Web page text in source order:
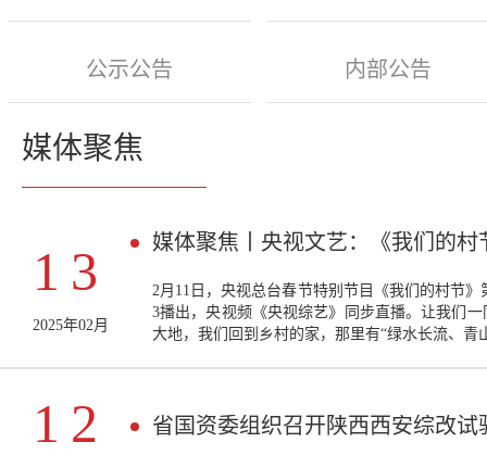
公示公告 内部公告
媒体聚焦
13
2025年02月
媒体聚焦丨央视文艺：《我们的村
2月11日，央视总台春节特别节目《我们的村节
3播出，央视频《央视综艺》同步直播。让我们
大地，我们回到乡村的家，那里有“绿水长流、青
12 省国资委组织召开陕西西安综改